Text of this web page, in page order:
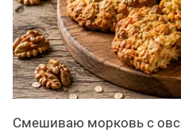
Смешиваю морковь с